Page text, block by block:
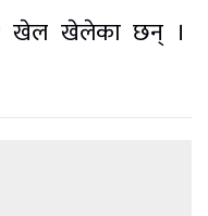
खेल खेलेका छन् ।